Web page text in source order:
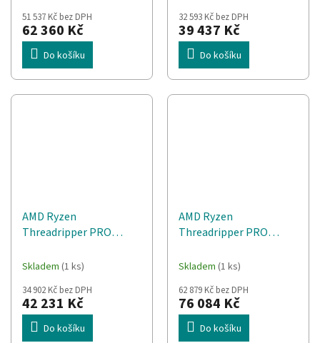
51 537 Kč bez DPH
62 360 Kč
Do košíku
32 593 Kč bez DPH
39 437 Kč
Do košíku
AMD Ryzen
Threadripper PRO
Skladem (1 ks)
34 902 Kč bez DPH
42 231 Kč
Do košíku
AMD Ryzen
Threadripper PRO
GHz 128 MB L3 Krabice
Skladem (1 ks)
62 879 Kč bez DPH
76 084 Kč
Do košíku